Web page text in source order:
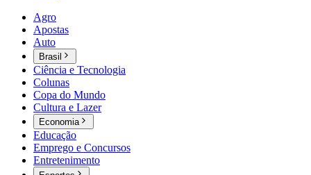
Agro
Apostas
Auto
Brasil
Ciência e Tecnologia
Colunas
Copa do Mundo
Cultura e Lazer
Economia
Educação
Emprego e Concursos
Entretenimento